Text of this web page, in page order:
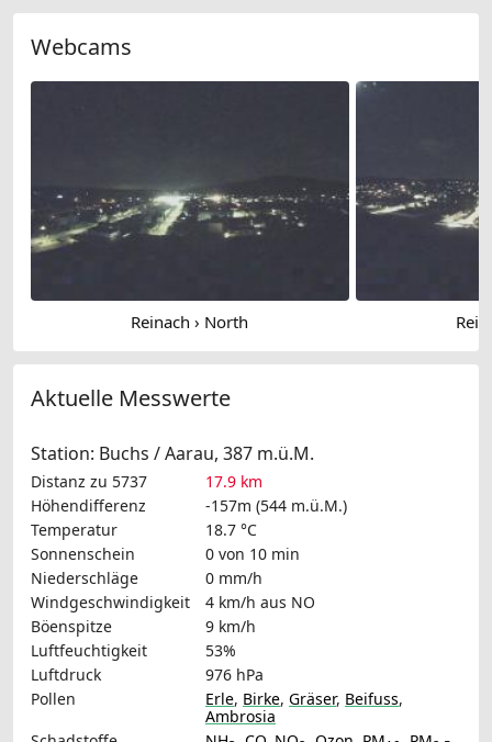
Webcams
Reinach › North
Aktuelle Messwerte
Station: Buchs / Aarau, 387 m.ü.M.
Distanz zu 5737
17.9 km
Höhendifferenz
-157m (544 m.ü.M.)
Temperatur
18.7 °C
Sonnenschein
0 von 10 min
Niederschläge
0 mm/h
Windgeschwindigkeit
4 km/h aus NO
Böenspitze
9 km/h
Luftfeuchtigkeit
53%
Luftdruck
976 hPa
Pollen
Erle, Birke, Gräser, Beifuss,
Ambrosia